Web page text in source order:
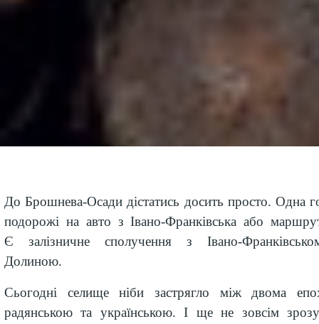
До Брошнева-Осади дістатись досить просто. Одна
подорожі на авто з Івано-Франківська або
Є залізничне сполучення з Івано-
Долиною.
Сьогодні селище ніби застрягло між двома
радянською та українською. І ще не зовсім